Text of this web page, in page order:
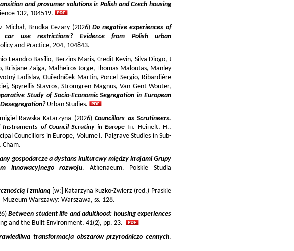
and prosumer solutions in Polish and Czech housing
132, 104519.
Michał, Brudka Cezary (2026)Do negative experiences of
use restrictions? Evidence from Polish urban
and Practice, 204, 104843.
Leandro Basílio, Berzins Maris, Credit Kevin, Silva Diogo, J
Krisjane Zaiga, Malheiros Jorge, Thomas Maloutas, Manley
Ladislav, Ouředníček Martin, Porcel Sergio, Ribardière
Spyrellis Stavros, Strömgren Magnus, Van Gent Wouter,
Study of Socio-Economic Segregation in European
Urban Studies.
Rawska Katarzyna (2026) Councillors as Scrutineers.
of Council Scrutiny in EuropeIn: Heinelt, H.,
Councillors in Europe, Volume I. Palgrave Studies in Sub-
Cham.
gospodarcze a dystans kulturowy między krajami Grupy
innowacyjnego rozwoju. Athenaeum. Polskie Studia
i zmianą [w:] Katarzyna Kuzko-Zwierz (red.) Praskie
Warszawy: Warszawa, ss. 128.
Between student life and adulthood: housing experiences
and the Built Environment, 41(2), pp. 23.
transformacja obszarów przyrodniczo cennych.